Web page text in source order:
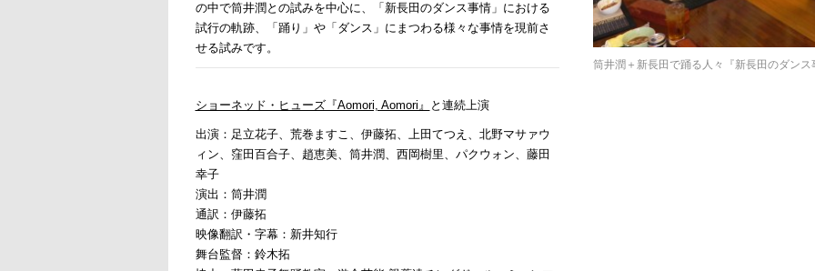
筒井潤＋新長田で踊る人々『新長田のダン
の中で筒井潤との試みを中心に、「新長田のダンス事情」における
試行の軌跡、「踊り」や「ダンス」にまつわる様々な事情を現前さ
せる試みです。
ショーネッド・ヒューズ『Aomori, Aomori』 と連続上演
出演：足立花子、荒巻ますこ、伊藤拓、上田てつえ、北野マサァウ
ィン、窪田百合子、趙恵美、筒井潤、西岡樹里、パクウォン、藤田
幸子
演出：筒井潤
通訳：伊藤拓
映像翻訳・字幕：新井知行
舞台監督：鈴木拓